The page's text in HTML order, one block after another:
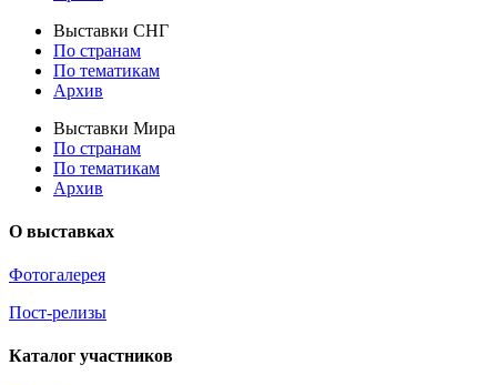
Выставки СНГ
По странам
По тематикам
Архив
Выставки Мира
По странам
По тематикам
Архив
О выставках
Фотогалерея
Пост-релизы
Каталог участников